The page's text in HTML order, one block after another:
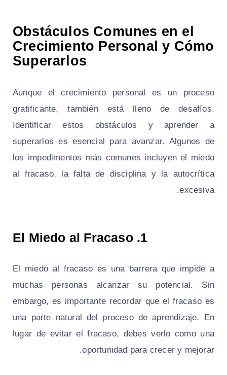
Obstáculos Comunes en el
Crecimiento Personal y Cómo
Superarlos
Aunque el crecimiento personal es un proceso
gratificante, también está lleno de desafíos.
Identificar estos obstáculos y aprender a
superarlos es esencial para avanzar. Algunos de
los impedimentos más comunes incluyen el miedo
al fracaso, la falta de disciplina y la autocrítica
excesiva.
1. El Miedo al Fracaso
El miedo al fracaso es una barrera que impide a
muchas personas alcanzar su potencial. Sin
embargo, es importante recordar que el fracaso es
una parte natural del proceso de aprendizaje. En
lugar de evitar el fracaso, debes verlo como una
oportunidad para crecer y mejorar.